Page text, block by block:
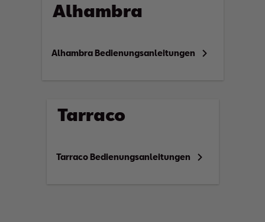
Alhambra
Alhambra Bedienungsanleitungen
Tarraco
Tarraco Bedienungsanleitungen